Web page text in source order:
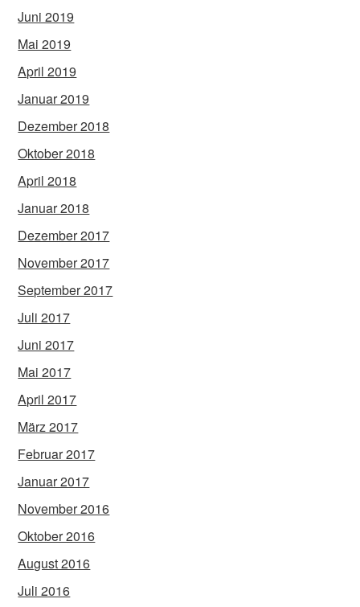
Juni 2019
Mai 2019
April 2019
Januar 2019
Dezember 2018
Oktober 2018
April 2018
Januar 2018
Dezember 2017
November 2017
September 2017
Juli 2017
Juni 2017
Mai 2017
April 2017
März 2017
Februar 2017
Januar 2017
November 2016
Oktober 2016
August 2016
Juli 2016